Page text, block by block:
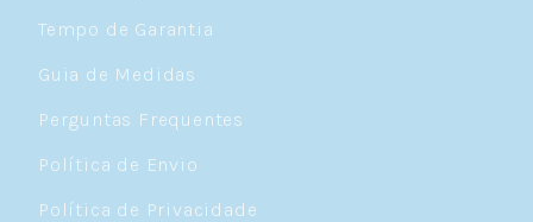
Tempo de Garantia
Guia de Medidas
Perguntas Frequentes
Política de Envio
Política de Privacidade